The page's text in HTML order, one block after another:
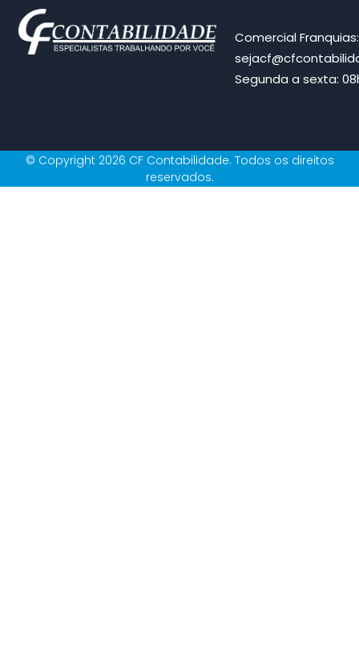
Comercial
Segunda a sexta:
© Copyright 2026 CF Contabilidade. Todos os direitos
reservados.